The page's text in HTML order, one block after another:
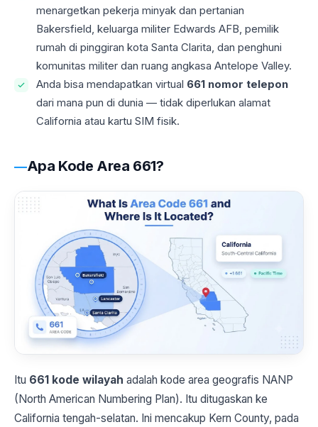
menargetkan pekerja minyak dan pertanian
Bakersfield, keluarga militer Edwards AFB, pemilik
rumah di pinggiran kota Santa Clarita, dan penghuni
komunitas militer dan ruang angkasa Antelope Valley.
Anda bisa mendapatkan virtual 661 nomor telepon
dari mana pun di dunia — tidak diperlukan alamat
California atau kartu SIM fisik.
Apa Kode Area 661?
Itu 661 kode wilayah adalah kode area geografis NANP
(North American Numbering Plan). Itu ditugaskan ke
California tengah-selatan. Ini mencakup Kern County, pada